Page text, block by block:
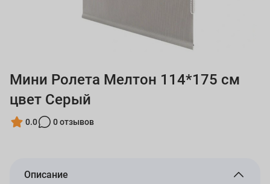
Мини Ролета Мелтон 114*175 см
цвет Серый
0.0 0 отзывов
Описание